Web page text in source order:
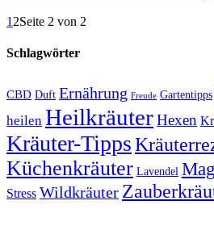
1 2Seite 2 von 2
Schlagwörter
CBD Duft Ernährung Freude Gartentipps
heilen HeilkräuterHexen
Kräuter-Tipps
Küchenkräuter Lavendel
Stress Wildkräuter